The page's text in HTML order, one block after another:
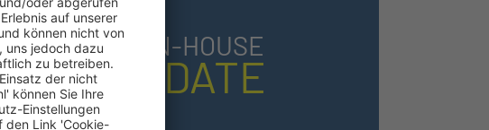
BB IN-HOUSE
UPDATE